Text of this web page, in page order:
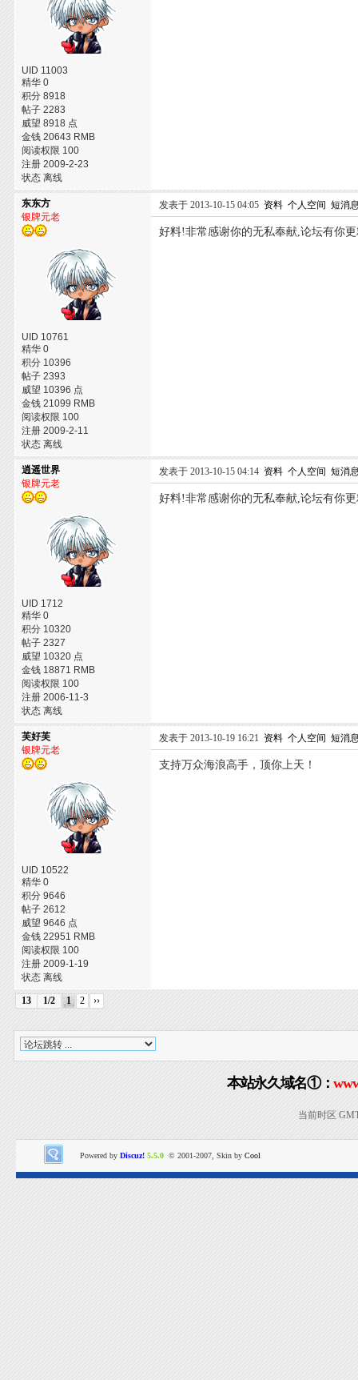
UID 11003
精华 0
积分 8918
帖子 2283
威望 8918 点
金钱 20643 RMB
阅读权限 100
注册 2009-2-23
状态 离线
东东方
银牌元老
UID 10761
精华 0
积分 10396
帖子 2393
威望 10396 点
金钱 21099 RMB
阅读权限 100
注册 2009-2-11
状态 离线
发表于 2013-10-15 04:05 资料 个人空间 短消
好料!非常感谢你的无私奉献,论坛有你
逍遥世界
银牌元老
UID 1712
精华 0
积分 10320
帖子 2327
威望 10320 点
金钱 18871 RMB
阅读权限 100
注册 2006-11-3
状态 离线
发表于 2013-10-15 04:14 资料 个人空间 短消
好料!非常感谢你的无私奉献,论坛有你
芙好芙
银牌元老
UID 10522
精华 0
积分 9646
帖子 2612
威望 9646 点
金钱 22951 RMB
阅读权限 100
注册 2009-1-19
状态 离线
发表于 2013-10-19 16:21 资料 个人空间 短消
支持万众海浪高手，顶你上天！
13 1/2 1 2 ››
本站永久域名①：
当前时区
Powered by Discuz! 5.5.0 © 2001-2007, Skin by Cool